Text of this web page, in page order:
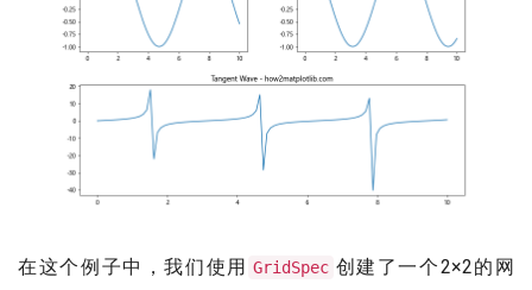
在这个例子中，我们使用 GridSpec 创建了一个2×2的网